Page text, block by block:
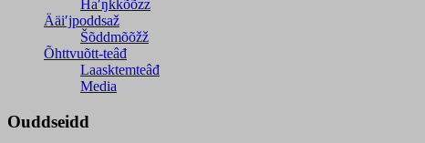
Haʹŋǩǩõõzz
Ääiʹjpoddsaž
Šõddmõõžž
Õhttvuõtt-teâđ
Laasktemteâđ
Media
Ouddseidd